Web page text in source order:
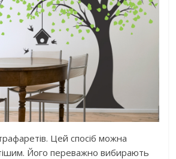
Цей спосіб можна
Його переважно вибирають